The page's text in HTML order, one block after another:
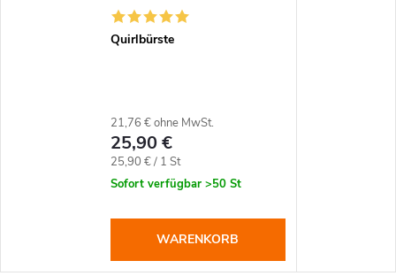
Quirlbürste
21,76 € ohne MwSt.
25,90 €
Verkaufspreis:
25,90 € / 1 St
Sofort verfügbar >50 St
WARENKORB